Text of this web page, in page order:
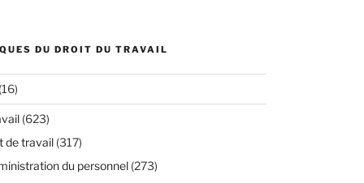
DU DROIT DU TRAVAIL
(623)
de travail(317)
du personnel(273)